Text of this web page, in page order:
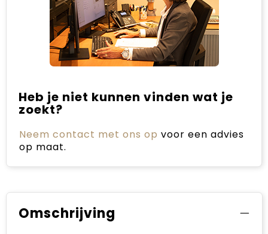
Heb je niet kunnen vinden wat je
zoekt?
Neem contact met ons op voor een advies
op maat.
Omschrijving